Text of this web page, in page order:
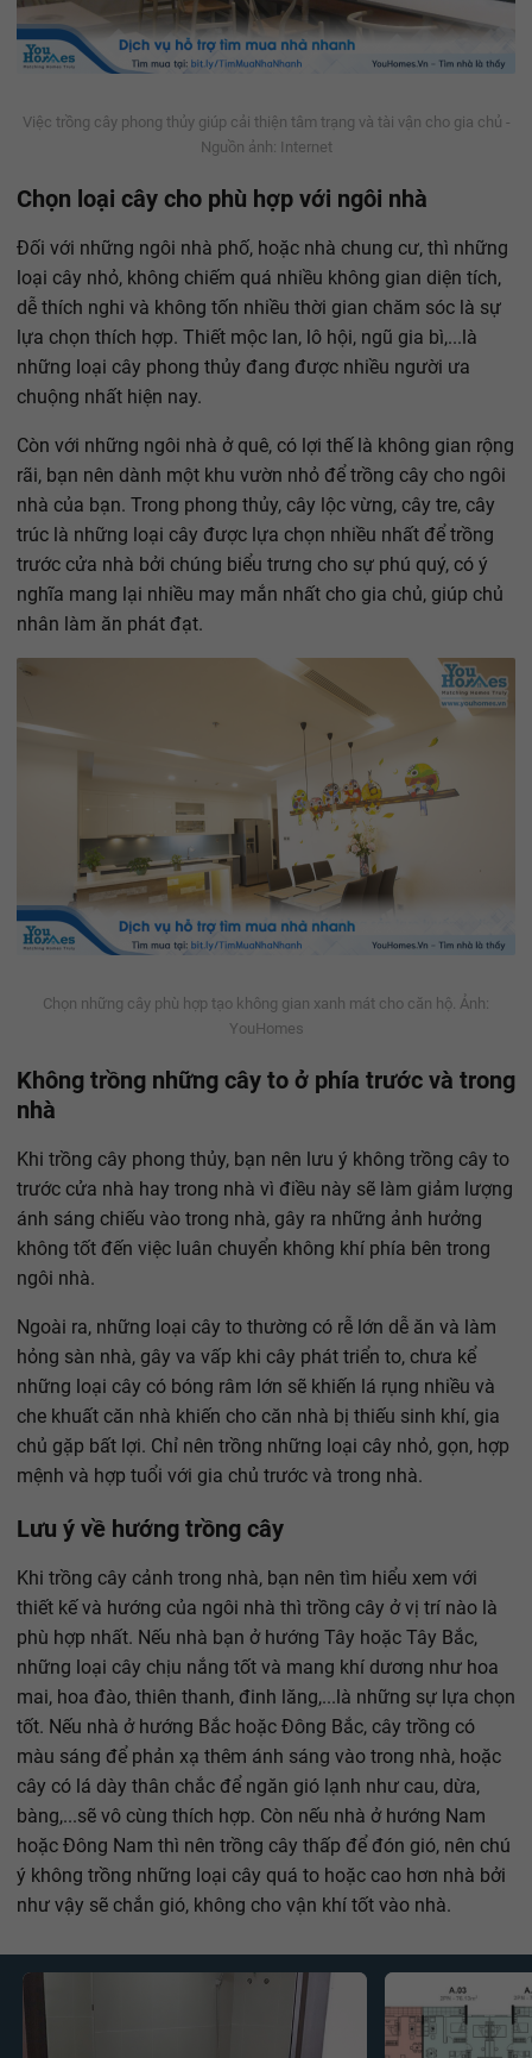
Việc trồng cây phong thủy giúp cải thiện tâm trạng và tài vận cho gia chủ -
Nguồn ảnh: Internet
Chọn loại cây cho phù hợp với ngôi nhà
Đối với những ngôi nhà phố, hoặc nhà chung cư, thì những
loại cây nhỏ, không chiếm quá nhiều không gian diện tích,
dễ thích nghi và không tốn nhiều thời gian chăm sóc là sự
lựa chọn thích hợp. Thiết mộc lan, lô hội, ngũ gia bì,...là
những loại cây phong thủy đang được nhiều người ưa
chuộng nhất hiện nay.
Còn với những ngôi nhà ở quê, có lợi thế là không gian rộng
rãi, bạn nên dành một khu vườn nhỏ để trồng cây cho ngôi
nhà của bạn. Trong phong thủy, cây lộc vừng, cây tre, cây
trúc là những loại cây được lựa chọn nhiều nhất để trồng
trước cửa nhà bởi chúng biểu trưng cho sự phú quý, có ý
nghĩa mang lại nhiều may mắn nhất cho gia chủ, giúp chủ
nhân làm ăn phát đạt.
Chọn những cây phù hợp tạo không gian xanh mát cho căn hộ. Ảnh:
YouHomes
Không trồng những cây to ở phía trước và trong
nhà
Khi trồng cây phong thủy, bạn nên lưu ý không trồng cây to
trước cửa nhà hay trong nhà vì điều này sẽ làm giảm lượng
ánh sáng chiếu vào trong nhà, gây ra những ảnh hưởng
không tốt đến việc luân chuyển không khí phía bên trong
ngôi nhà.
Ngoài ra, những loại cây to thường có rễ lớn dễ ăn và làm
hỏng sàn nhà, gây va vấp khi cây phát triển to, chưa kể
những loại cây có bóng râm lớn sẽ khiến lá rụng nhiều và
che khuất căn nhà khiến cho căn nhà bị thiếu sinh khí, gia
chủ gặp bất lợi. Chỉ nên trồng những loại cây nhỏ, gọn, hợp
mệnh và hợp tuổi với gia chủ trước và trong nhà.
Lưu ý về hướng trồng cây
Khi trồng cây cảnh trong nhà, bạn nên tìm hiểu xem với
thiết kế và hướng của ngôi nhà thì trồng cây ở vị trí nào là
phù hợp nhất. Nếu nhà bạn ở hướng Tây hoặc Tây Bắc,
những loại cây chịu nắng tốt và mang khí dương như hoa
mai, hoa đào, thiên thanh, đinh lăng,...là những sự lựa chọn
tốt. Nếu nhà ở hướng Bắc hoặc Đông Bắc, cây trồng có
màu sáng để phản xạ thêm ánh sáng vào trong nhà, hoặc
cây có lá dày thân chắc để ngăn gió lạnh như cau, dừa,
bàng,...sẽ vô cùng thích hợp. Còn nếu nhà ở hướng Nam
hoặc Đông Nam thì nên trồng cây thấp để đón gió, nên chú
ý không trồng những loại cây quá to hoặc cao hơn nhà bởi
như vậy sẽ chắn gió, không cho vận khí tốt vào nhà.